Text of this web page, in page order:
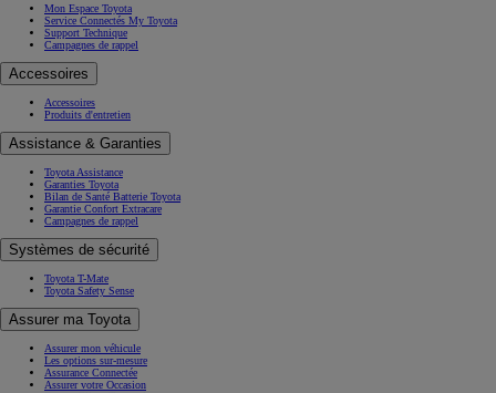
Mon Espace Toyota
Service Connectés My Toyota
Support Technique
Campagnes de rappel
Accessoires
Accessoires
Produits d'entretien
Assistance & Garanties
Toyota Assistance
Garanties Toyota
Bilan de Santé Batterie Toyota
Garantie Confort Extracare
Campagnes de rappel
Systèmes de sécurité
Toyota T-Mate
Toyota Safety Sense
Assurer ma Toyota
Assurer mon véhicule
Les options sur-mesure
Assurance Connectée
Assurer votre Occasion